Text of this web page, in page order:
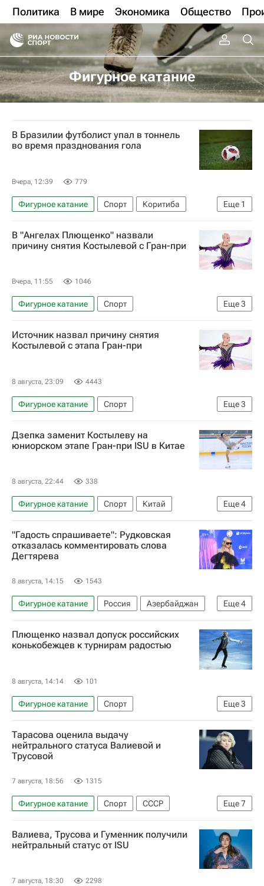
Политика В мире Экономика Общество
Фигурное катание
В Бразилии футболист упал в тоннель
во время празднования гола
Вчера, 12:39 779
Еще 1
Фигурное катание Спорт
Коритиба
Шапекоэнсе
В "Ангелах Плющенко" назвали
причину снятия Костылевой с Гран-при
Вчера, 11:55 1046
Еще3
Фигурное катание
Спорт
Елена Костылева (фигурное катание)
Яна Рудковская
Федерация фигурного катания на коньках России (ФФККР)
Источник назвал причину снятия
Костылевой с этапа Гран-при
8 августа, 23:09 4443
Еще3
Фигурное катание
Спорт
Елена Костылева (фигурное катание)
Федерация фигурного катания на коньках России (ФФККР)
Дзепка заменит Костылеву на
юниорском этапе Гран-при ISU в Китае
8 августа, 22:44 338
Еще4
Фигурное катание Спорт
Китай
Елена Костылева (фигурное катание)
Федерация фигурного катания на коньках России (ФФККР)
Международный олимпийский комитет (МОК)
Олимпийский комитет России (ОКР)
"Гадость спрашиваете": Рудковская
отказалась комментировать слова
Дегтярева
8 августа, 14:15 1543
Еще4
Фигурное катание Россия
Азербайджан
Солт-Лейк-Сити
Михаил Дегтярев
Яна Рудковская
Евгений Плющенко
Плющенко назвал допуск российских
конькобежцев к турнирам радостью
8 августа, 14:14 101
Еще3
Фигурное катание
Спорт
Международный союз конькобежцев (ISU)
Международный олимпийский комитет (МОК)
Олимпийский комитет России (ОКР)
Тарасова оценила выдачу
нейтрального статуса Валиевой и
Трусовой
7 августа, 18:56 1315
Еще7
Фигурное катание Спорт
СССР
Татьяна Тарасова
Камила Валиева
Александра Игнатова (Трусова)
Международный олимпийский комитет (МОК)
Валиева, Трусова и Гуменник получили
нейтральный статус от ISU
7 августа, 18:30 2298